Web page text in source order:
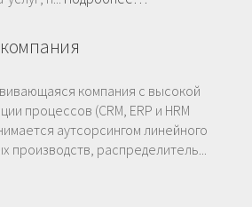
компания с высокой
процессов (CRM, ERP и HRM
аутсорсингом линейного
производств, распределитель...